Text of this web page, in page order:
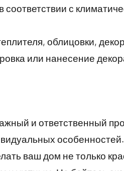
в соответствии с
облицовки,
или нанесение
и ответственный
ваш дом не только